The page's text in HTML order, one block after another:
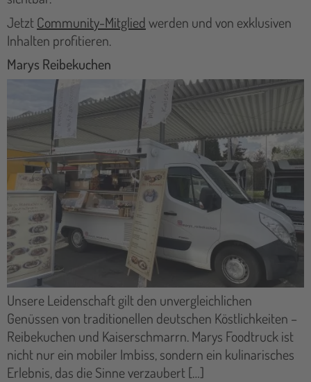
Jetzt Community-Mitgliedwerden und von exklusiven
Inhalten profitieren.
Marys Reibekuchen
Unsere Leidenschaft gilt den unvergleichlichen
Genüssen von traditionellen deutschen Köstlichkeiten –
Reibekuchen und Kaiserschmarrn. Marys Foodtruck ist
nicht nur ein mobiler Imbiss, sondern ein kulinarisches
Erlebnis, das die Sinne verzaubert […]